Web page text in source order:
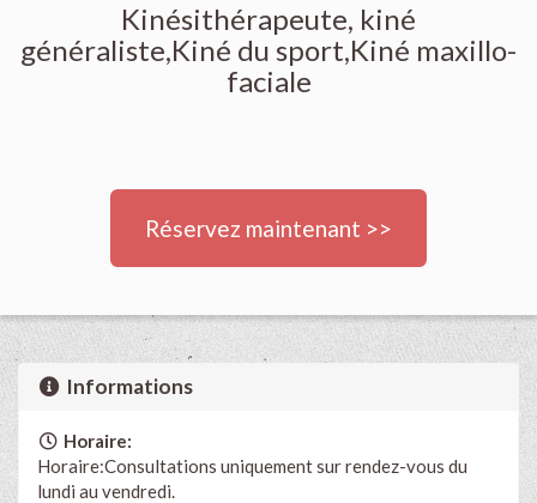
Kinésithérapeute, kiné
généraliste,Kiné du sport,Kiné maxillo-
faciale
Réservez maintenant >>
Informations
Horaire:
Horaire:Consultations uniquement sur rendez-vous du
lundi au vendredi.